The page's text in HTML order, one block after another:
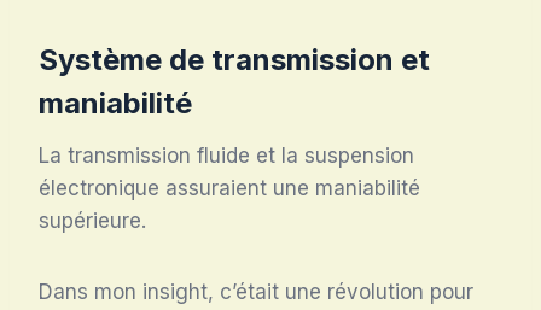
Système de transmission et
maniabilité
La transmission fluide et la suspension
électronique assuraient une maniabilité
supérieure.
Dans mon insight, c’était une révolution pour